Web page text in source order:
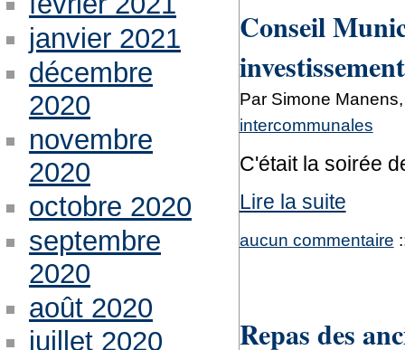
Conseil
Par Simone
intercommunales
C'était la soirée
Lire la suite
aucun commentaire
Repas des
janvier 2021
décembre
2020
novembre
2020
octobre 2020
septembre
2020
août 2020
juillet 2020